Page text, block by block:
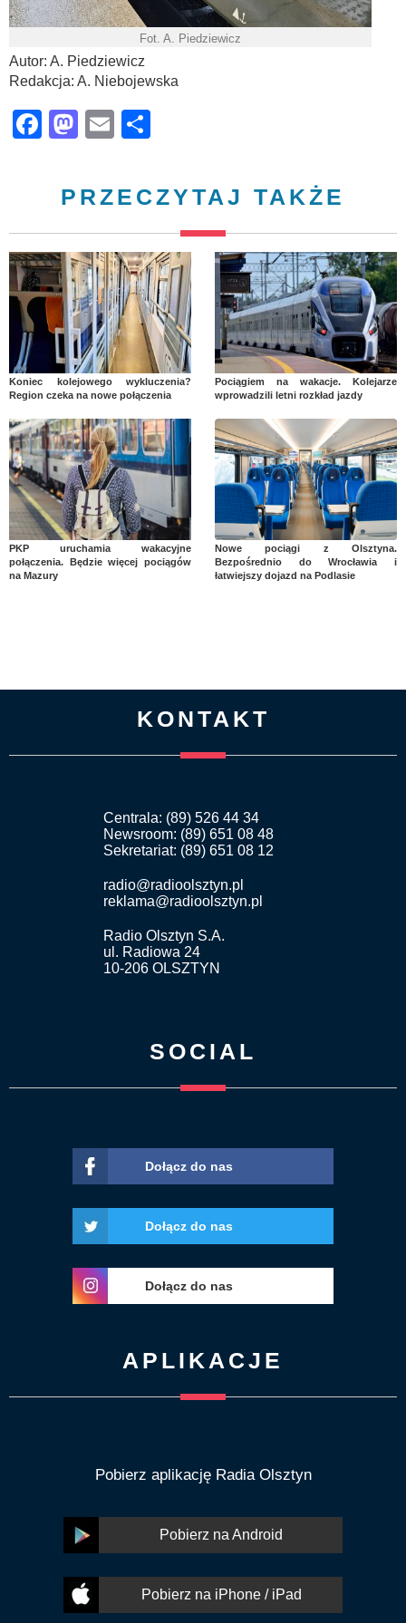
Fot. A. Piedziewicz
Autor: A. Piedziewicz
Redakcja: A. Niebojewska
Facebook
Mastodon
Email
PRZECZYTAJ TAKŻE
Koniec kolejowego wykluczenia?
Region czeka na nowe połączenia
Pociągiem na wakacje. Kolejarze
wprowadzili letni rozkład jazdy
PKP uruchamia wakacyjne
połączenia. Będzie więcej pociągów
na Mazury
Nowe pociągi z Olsztyna.
Bezpośrednio do Wrocławia i
łatwiejszy dojazd na Podlasie
KONTAKT
Centrala: (89) 526 44 34
Newsroom: (89) 651 08 48
Sekretariat: (89) 651 08 12
radio@radioolsztyn.pl
reklama@radioolsztyn.pl
Radio Olsztyn S.A.
ul. Radiowa 24
10-206 OLSZTYN
SOCIAL
Dołącz do nas
Dołącz do nas
Dołącz do nas
APLIKACJE
Pobierz aplikację Radia Olsztyn
Pobierz na Android
Pobierz na iPhone / iPad